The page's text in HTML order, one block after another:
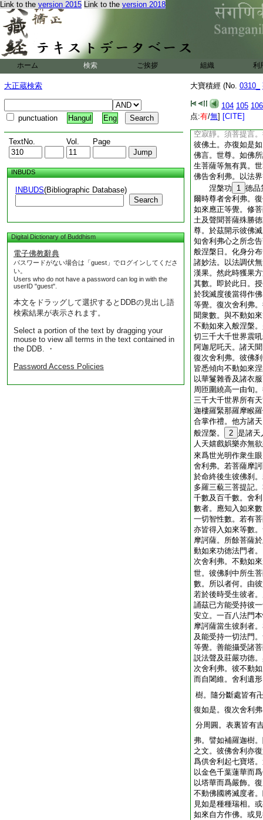
Link to the version 2015 Link to the version 2018
ホーム 検索 ご挨拶 組織 利
大正蔵検索
punctuation Hangul Eng
TextNo. Vol. Page
INBUDS
INBUDS(Bibliographic Database)
Search
Digital Dictionary of Buddhism
電子佛教辭典
パスワードがない場合は「guest」でログインしてくださ
い。
Users who do not have a password can log in with the
userID "guest".
本文をドラッグして選択するとDDBの見出し語
検索結果が表示されます。
Select a portion of the text by dragging your
mouse to view all terms in the text contained in
the DDB. ・
Password Access Policies
大寶積經 (No. 0310_
104 105 106
点:有/無] [CITE]
摩訶薩等無有異。
何以故。於此佛刹
彼所生菩薩等無有
界坐道場菩薩。與
便。於二乘地永斷
常能供養一切如來
時阿難作如是念。
才之力。作是念已
動如來及聲聞衆兼
難言。汝欲見彼如
阿難觀上方已。白
空寂靜。須菩提言
彼佛土。亦復如是
佛言。世尊。如佛
生菩薩等無有異。
佛告舍利弗。以法
涅槃功
1 徳品
爾時尊者舍利弗。
如來應正等覺。修
土及聲聞菩薩殊勝
尊。於茲開示彼佛
知舍利弗心之所念
般涅槃日。化身分
諸妙法。以法調伏
漢果。然此時獲果
其數。即於此日。
於我滅度後當得作
等覺。復次舍利弗
聞衆數。與不動如
不動如來入般涅槃
切三千大千世界震
阿迦尼吒天。諸天
復次舍利弗。彼佛
皆悉傾向不動如來
以華鬘雜香及諸衣
周匝圍繞高一由旬
三千大千世界所有
迦樓羅緊那羅摩睺
合掌作禮。他方諸
般涅槃。
2 是諸天
人天嬉戲娯樂亦無
來爲世光明作衆生
舍利弗。若菩薩摩
於命終後生彼佛刹
多羅三藐三菩提記
千數及百千數。舍
數者。應知入如來
一切智性數。若有
亦皆得入如來等數
摩訶薩。所餘菩薩
動如來功徳法門者
次舍利弗。不動如
世。彼佛刹中所生
數。所以者何。由
若於後時受生彼者
誦茲已方能受持彼
安立。一百八法門
摩訶薩當生彼刹者
及能受持一切法門
等覺。善能攝受諸
説法聲及莊嚴功徳
次舍利弗。彼不動
而自闍維。舍利遺
樹。隨分斷處皆有
復如是。復次舍利
分周圓。表裏皆有
弗。譬如補羅迦樹
之文。彼佛舍利亦
爲供舍利起七寶塔
以金色千葉蓮華而
以塔華而爲嚴飾。
不動佛國將滅度者
見如是種種瑞相。
如來自方作佛。或